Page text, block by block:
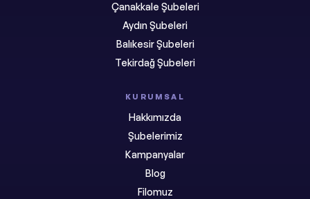
Çanakkale Şubeleri
Aydın Şubeleri
Balıkesir Şubeleri
Tekirdağ Şubeleri
KURUMSAL
Hakkımızda
Şubelerimiz
Kampanyalar
Blog
Filomuz